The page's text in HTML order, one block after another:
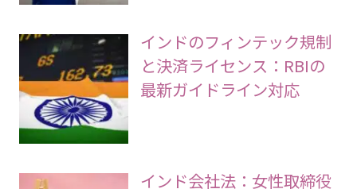
インドのフィンテック規制
と決済ライセンス：RBIの
最新ガイドライン対応
インド会社法：女性取締役